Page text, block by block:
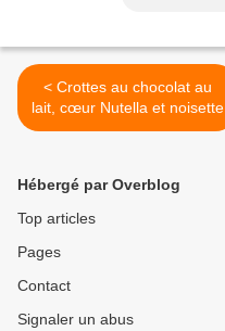
< Crottes au chocolat au
lait, cœur Nutella et noisette
Hébergé par Overblog
Top articles
Pages
Contact
Signaler un abus